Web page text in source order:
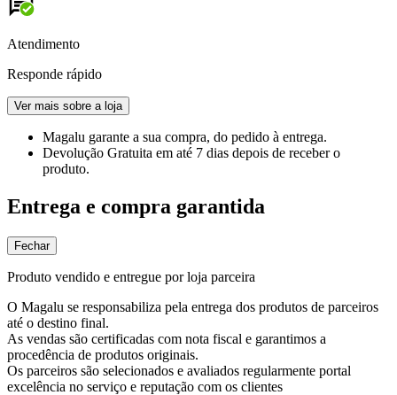
Atendimento
Responde rápido
Ver mais sobre a loja
Magalu garante a sua compra, do pedido à entrega.
Devolução Gratuita em até 7 dias depois de receber o
produto.
Entrega e compra garantida
Fechar
Produto vendido e entregue por loja parceira
O Magalu se responsabiliza pela entrega dos produtos de parceiros
até o destino final.
As vendas são certificadas com nota fiscal e garantimos a
procedência de produtos originais.
Os parceiros são selecionados e avaliados regularmente portal
excelência no serviço e reputação com os clientes